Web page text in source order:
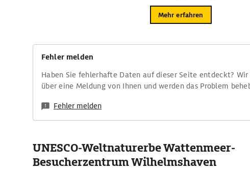
Mehr erfahren
Fehler melden
Haben Sie fehlerhafte Daten auf dieser Seite entdeckt? Wir
über eine Meldung von Ihnen und werden das Problem
Fehler melden
UNESCO-Weltnaturerbe Wattenmeer-
Besucherzentrum Wilhelmshaven